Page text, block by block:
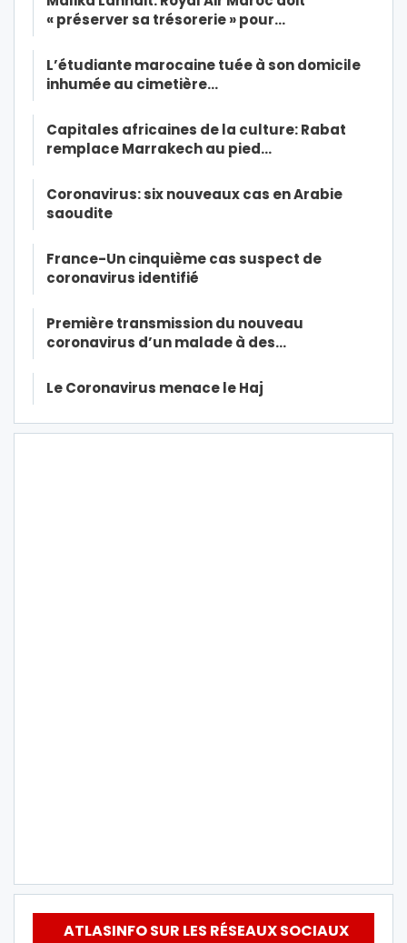
« préserver sa trésorerie » pour…
L’étudiante marocaine tuée à son domicile
inhumée au cimetière…
Capitales africaines de la culture: Rabat
remplace Marrakech au pied…
Coronavirus: six nouveaux cas en Arabie
saoudite
France-Un cinquième cas suspect de
coronavirus identifié
Première transmission du nouveau
coronavirus d’un malade à des…
Le Coronavirus menace le Haj
ATLASINFO SUR LES RÉSEAUX SOCIAUX